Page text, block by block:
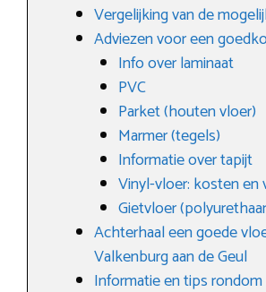
Vergelijking van de
Adviezen voor een
Info over laminaat
PVC
Parket (houten vloer)
Marmer (tegels)
Informatie over tapijt
Vinyl-vloer: kosten en
Gietvloer
Achterhaal een goede
Valkenburg aan de Geul
Informatie en tips